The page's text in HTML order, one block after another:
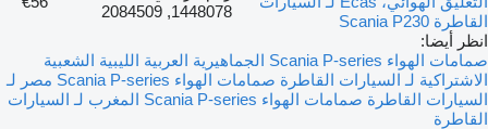
القاطرة Scania P230
1448078, 2084509
انظر أيضا:
صمامات الهواء Scania P-series الجماهيرية العربية الليبية الشعبية
الاشتراكية لـ السيارات القاطرة
صمامات الهواء Scania P-series مصر لـ
السيارات القاطرة
صمامات الهواء Scania P-series المغرب لـ السيارات
القاطرة